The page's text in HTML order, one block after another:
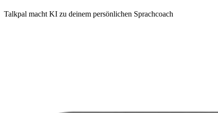
Talkpal macht KI zu deinem persönlichen Sprachcoach